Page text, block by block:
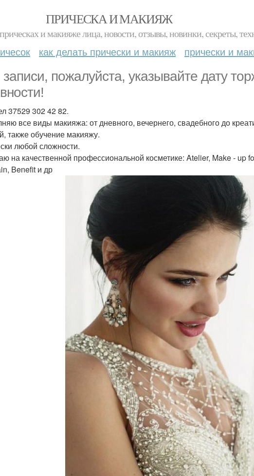
ПРИЧЕСКА И МАКИЯЖ
и макияже лица, новости, отзывы, новинки, секреты,
как делать прически и макияж прически и
пожалуйста, указывайте дату
37529 302 42 82.
все виды макияжа: от дневного, вечернего, свадебного до
также обучение макияжу.
любой сложности.
на качественной профессиональной косметике: Atelier, Make - up
Benefit и др